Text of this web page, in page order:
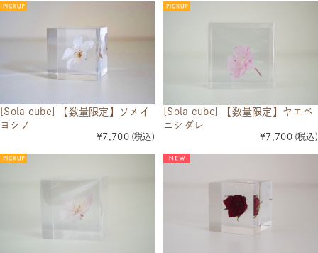
[Sola cube] 【数量限定】ソメイ
ヨシノ
¥7,700 (税込)
[Sola cube] 【数量限定】ヤエベ
ニシダレ
¥7,700 (税込)